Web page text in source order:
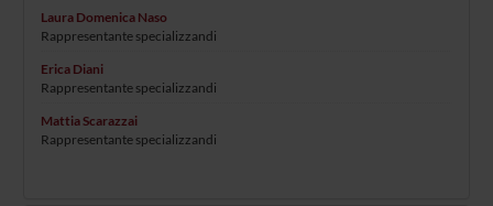
Laura Domenica Naso
Rappresentante specializzandi
Erica Diani
Rappresentante specializzandi
Mattia Scarazzai
Rappresentante specializzandi